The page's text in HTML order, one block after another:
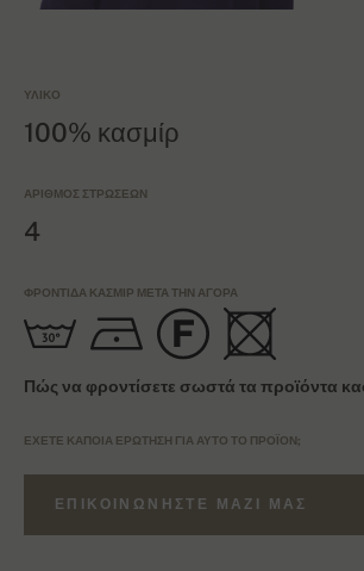
ΥΛΙΚΌ
100% κασμίρ
ΑΡΙΘΜΌΣ ΣΤΡΏΣΕΩΝ
4
ΦΡΟΝΤΊΔΑ ΚΑΣΜΊΡ ΜΕΤΆ ΤΗΝ ΑΓΟΡΆ
Πώς να φροντίσετε σωστά τα προϊόντα
ΈΧΕΤΕ ΚΆΠΟΙΑ ΕΡΏΤΗΣΗ ΓΙΑ ΑΥΤΌ ΤΟ ΠΡΟΪΌΝ;
ΕΠΙΚΟΙΝΩΝΉΣΤΕ ΜΑΖΊ ΜΑΣ